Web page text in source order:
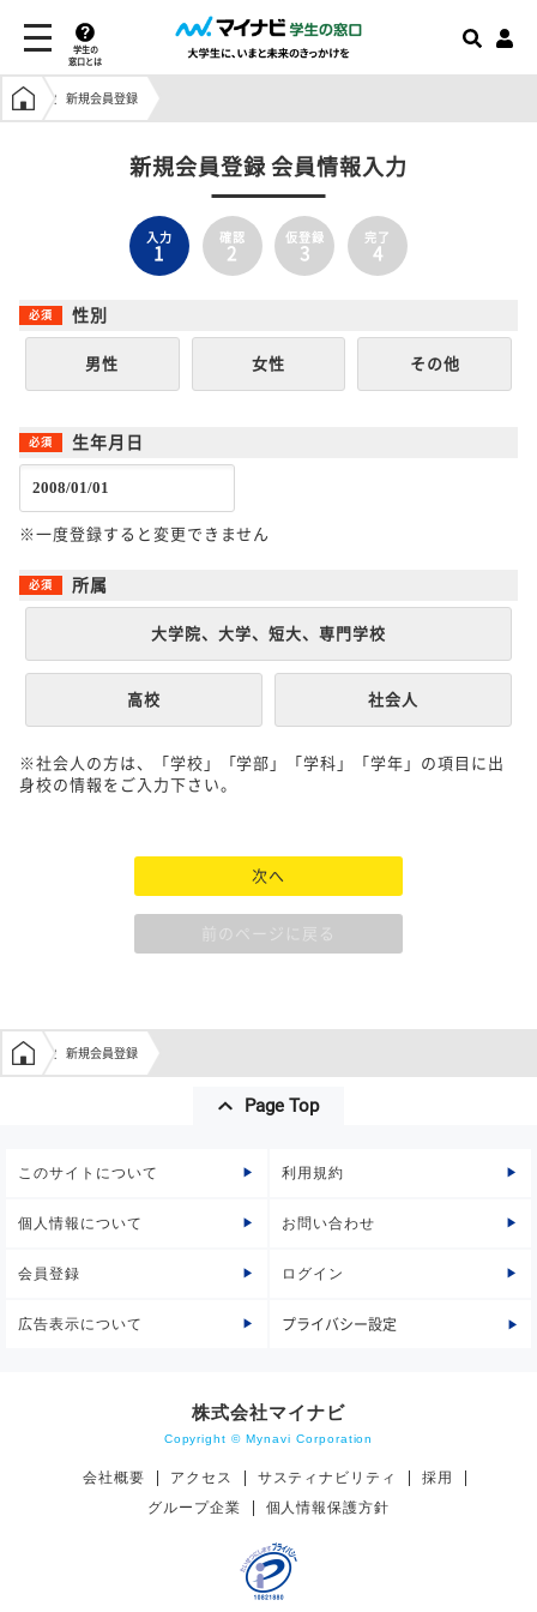
学生の
窓口とは
学生の窓口トップ
新規会員登録
新規会員登録 会員情報入力
入力
1
確認
2
仮登録
3
完了
4
性別
男性 女性 その他
生年月日
※一度登録すると変更できません
所属
大学院、大学、短大、専門学校
高校 社会人
※社会人の方は、「学校」「学部」「学科」「学年」の項目に出
身校の情報をご入力下さい。
次へ
前のページに戻る
学生の窓口トップ
新規会員登録
Page Top
このサイトについて 利用規約
個人情報について お問い合わせ
会員登録 ログイン
広告表示について プライバシー設定
株式会社マイナビ
Copyright © Mynavi Corporation
会社概要 アクセス サスティナビリティ
採用
グループ企業
個人情報保護方針